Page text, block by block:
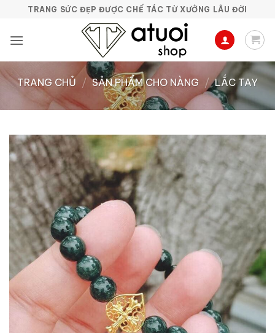
nội
TRANG SỨC ĐẸP ĐƯỢC CHẾ TÁC TỪ XƯỞNG LÂU ĐỜI
TRANG CHỦ / SẢN PHẨM CHO NÀNG / LẮC TAY